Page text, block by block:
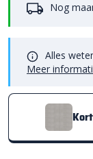
Nog
Alles
Meer